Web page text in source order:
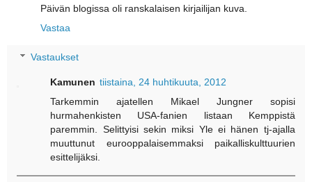
Päivän blogissa oli ranskalaisen kirjailijan kuva.
Vastaa
Vastaukset
Kamunen tiistaina, 24 huhtikuuta, 2012
Tarkemmin ajatellen Mikael Jungner sopisi
hurmahenkisten USA-fanien listaan Kemppistä
paremmin. Selittyisi sekin miksi Yle ei hänen tj-ajalla
muuttunut eurooppalaisemmaksi paikalliskulttuurien
esittelijäksi.